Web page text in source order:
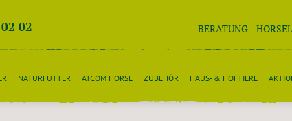
02 BERATUNG
NATURFUTTER ATCOM HORSE ZUBEHÖR HAUS- & HOFTIERE